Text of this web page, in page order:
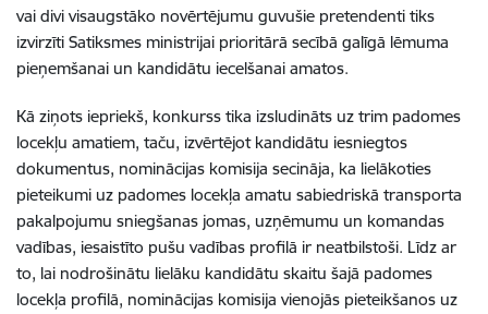
vai divi visaugstāko novērtējumu guvušie pretendenti tiks
izvirzīti Satiksmes ministrijai prioritārā secībā galīgā lēmuma
pieņemšanai un kandidātu iecelšanai amatos.
Kā ziņots iepriekš, konkurss tika izsludināts uz trim padomes
locekļu amatiem, taču, izvērtējot kandidātu iesniegtos
dokumentus, nominācijas komisija secināja, ka lielākoties
pieteikumi uz padomes locekļa amatu sabiedriskā transporta
pakalpojumu sniegšanas jomas, uzņēmumu un komandas
vadības, iesaistīto pušu vadības profilā ir neatbilstoši. Līdz ar
to, lai nodrošinātu lielāku kandidātu skaitu šajā padomes
locekļa profilā, nominācijas komisija vienojās pieteikšanos uz